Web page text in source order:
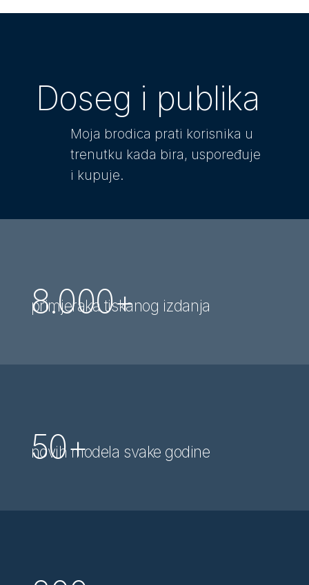
Doseg i publika
Moja brodica prati korisnika u
trenutku kada bira, uspoređuje
i kupuje.
8.000+
primjeraka tiskanog izdanja
50+
novih modela svake godine